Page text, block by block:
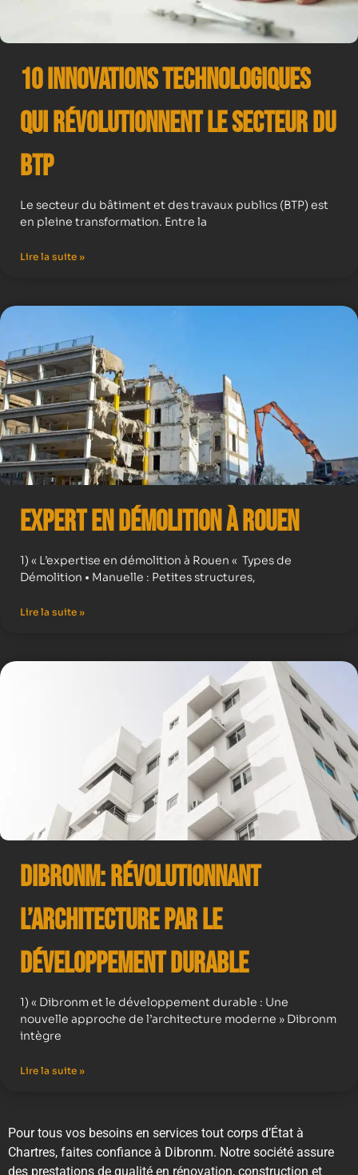
10 Innovations Technologiques
qui Révolutionnent le Secteur du
BTP
Le secteur du bâtiment et des travaux publics (BTP) est
en pleine transformation. Entre la
Lire la suite »
Expert en démolition à Rouen
1) « L’expertise en démolition à Rouen « Types de
Démolition • Manuelle : Petites structures,
Lire la suite »
Dibronm: Révolutionnant
l’Architecture par le
Développement Durable
1) « Dibronm et le développement durable : Une
nouvelle approche de l’architecture moderne » Dibronm
intègre
Lire la suite »
Pour tous vos besoins en services tout corps d’État à
Chartres, faites confiance à Dibronm. Notre société assure
des prestations de qualité en rénovation, construction et